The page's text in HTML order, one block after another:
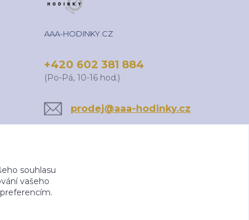
AAA-HODINKY.CZ
+420 602 381 884
(Po-Pá, 10-16 hod.)
prodej@aaa-hodinky.cz
souhlasu
vašeho